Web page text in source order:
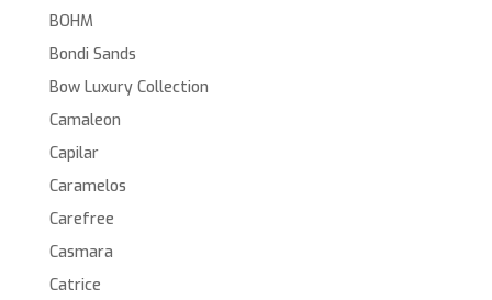
BOHM
Bondi Sands
Bow Luxury Collection
Camaleon
Capilar
Caramelos
Carefree
Casmara
Catrice